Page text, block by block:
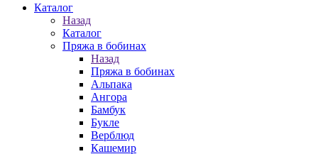
Каталог
Назад
Каталог
Пряжа в бобинах
Назад
Пряжа в бобинах
Альпака
Ангора
Бамбук
Букле
Верблюд
Кашемир